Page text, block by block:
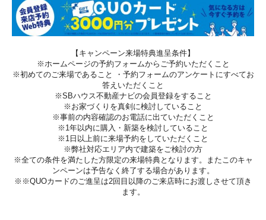
【キャンペーン来場特典進呈条件】
※ホームページの予約フォームからご予約いただくこと
※初めてのご来場であること ・予約フォームのアンケートにすべてお
答えいただくこと
※SBハウス不動産ナビの会員登録をすること
※お家づくりを真剣に検討していること
※事前の内容確認のお電話に出ていただくこと
※1年以内に購入・新築を検討していること
※1日以上前に来場予約をしていただくこと
※弊社対応エリア内で建築をご検討の方
※全ての条件を満たした方限定の来場特典となります。またこのキャ
ンペーンは予告なく終了する場合があります。
※※QUOカードのご進呈は2回目以降のご来店時にお渡しさせて頂き
ます。